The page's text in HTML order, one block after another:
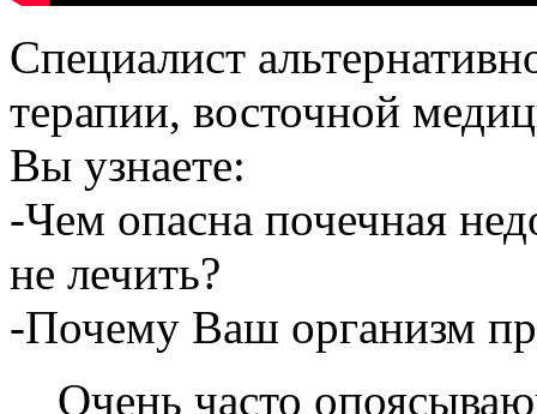
Специалист
терапии, восточной
Вы узнаете:
-Чем опасна почечная
не лечить?
-Почему Ваш организм
Очень часто